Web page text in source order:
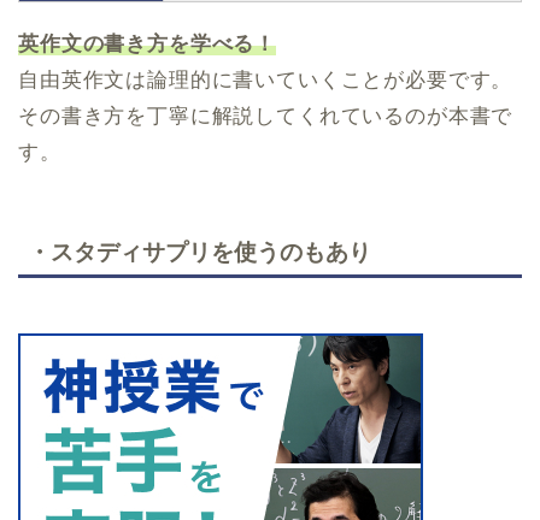
英作文の書き方を学べる！
自由英作文は論理的に書いていくことが必要です。
その書き方を丁寧に解説してくれているのが本書で
す。
・スタディサプリを使うのもあり